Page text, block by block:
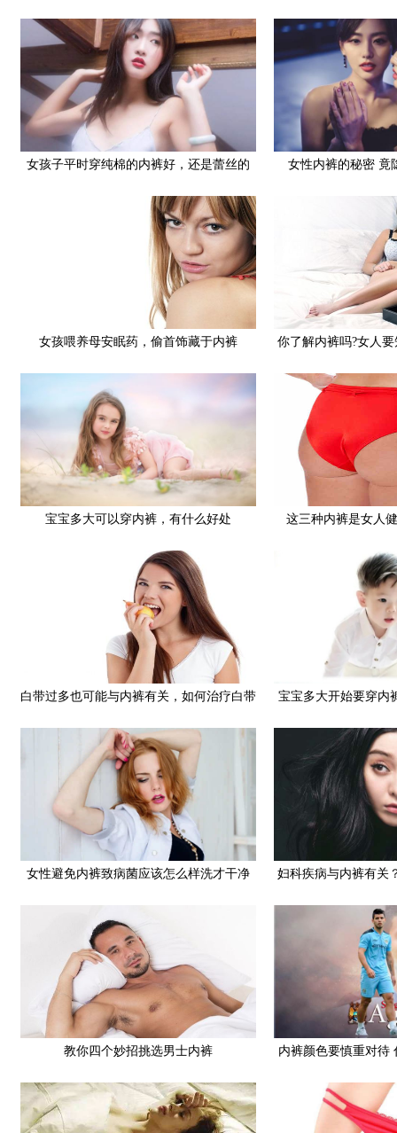
女孩子平时穿纯棉的内裤好，还是蕾丝的
女性内裤的秘密 竟
女孩喂养母安眠药，偷首饰藏于内裤 你了解内裤吗?女人
宝宝多大可以穿内裤，有什么好处 这三种内裤是女人
白带过多也可能与内裤有关，如何治疗白带
宝宝多大开始要穿内
女性避免内裤致病菌应该怎么样洗才干净
妇科疾病与内裤有关
教你四个妙招挑选男士内裤 内裤颜色要慎重对待